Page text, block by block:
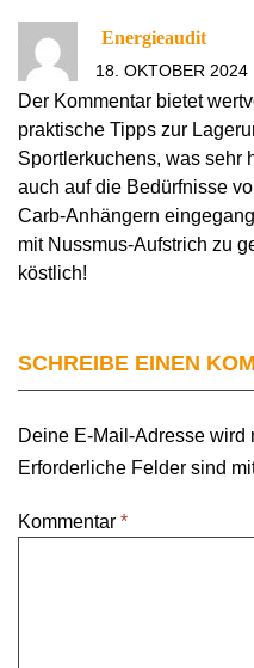
Energieaudit
18. OKTOBER 2024
Der Kommentar bietet
praktische Tipps zur
Sportlerkuchens, was sehr
auch auf die Bedürfnisse
Carb-Anhängern
mit Nussmus-Aufstrich zu
köstlich!
SCHREIBE EINEN
Deine E-Mail-Adresse wird
Erforderliche Felder sind
Kommentar *